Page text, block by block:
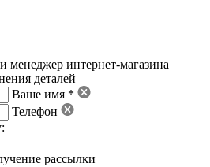
менеджер интернет-магазина
деталей
Ваше имя *
Телефон
рассылки